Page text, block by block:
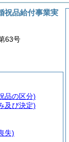
祝品給付事業実
63号
品の区分)
及び決定)
失)